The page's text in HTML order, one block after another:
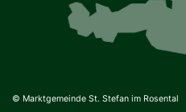
© Marktgemeinde St. Stefan im Rosental